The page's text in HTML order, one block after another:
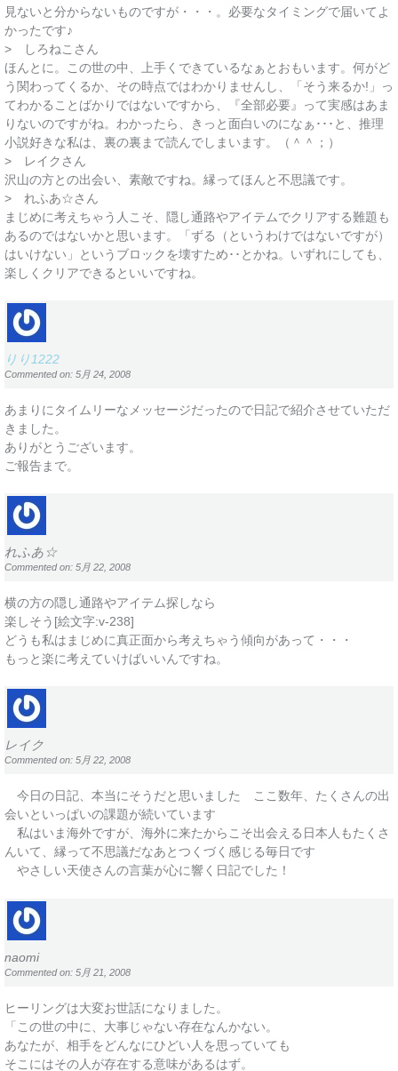
見ないと分からないものですが・・・。必要なタイミングで届いてよ
かったです♪
> しろねこさん
ほんとに。この世の中、上手くできているなぁとおもいます。何がど
う関わってくるか、その時点ではわかりませんし、「そう来るか!」っ
てわかることばかりではないですから、『全部必要』って実感はあま
りないのですがね。わかったら、きっと面白いのになぁ･･･と、推理
小説好きな私は、裏の裏まで読んでしまいます。（＾＾；）
> レイクさん
沢山の方との出会い、素敵ですね。縁ってほんと不思議です。
> れふあ☆さん
まじめに考えちゃう人こそ、隠し通路やアイテムでクリアする難題も
あるのではないかと思います。「ずる（というわけではないですが）
はいけない」というブロックを壊すため･･とかね。いずれにしても、
楽しくクリアできるといいですね。
りり1222
Commented on: 5月 24, 2008
あまりにタイムリーなメッセージだったので日記で紹介させていただ
きました。
ありがとうございます。
ご報告まで。
れふあ☆
Commented on: 5月 22, 2008
横の方の隠し通路やアイテム探しなら
楽しそう[絵文字:v-238]
どうも私はまじめに真正面から考えちゃう傾向があって・・・
もっと楽に考えていけばいいんですね。
レイク
Commented on: 5月 22, 2008
今日の日記、本当にそうだと思いました ここ数年、たくさんの出
会いといっぱいの課題が続いています
私はいま海外ですが、海外に来たからこそ出会える日本人もたくさ
んいて、縁って不思議だなあとつくづく感じる毎日です
やさしい天使さんの言葉が心に響く日記でした！
naomi
Commented on: 5月 21, 2008
ヒーリングは大変お世話になりました。
「この世の中に、大事じゃない存在なんかない。
あなたが、相手をどんなにひどい人を思っていても
そこにはその人が存在する意味があるはず。